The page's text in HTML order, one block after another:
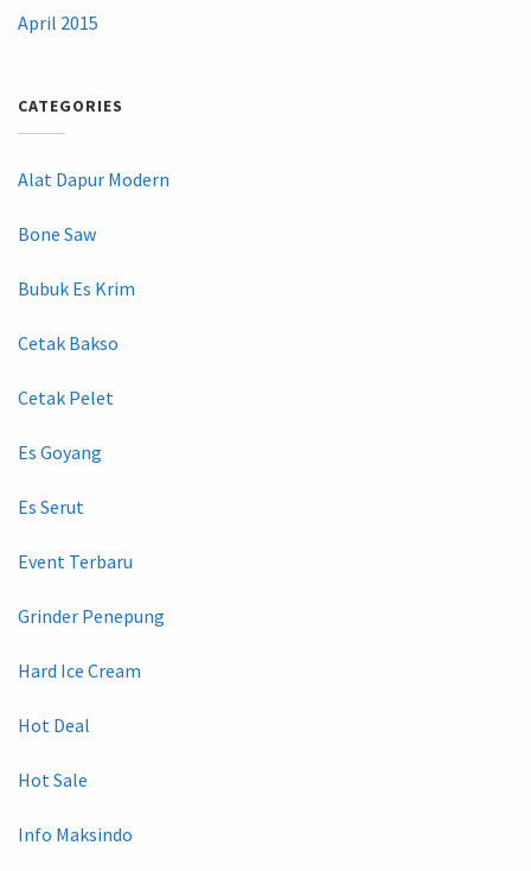
April 2015
CATEGORIES
Alat Dapur Modern
Bone Saw
Bubuk Es Krim
Cetak Bakso
Cetak Pelet
Es Goyang
Es Serut
Event Terbaru
Grinder Penepung
Hard Ice Cream
Hot Deal
Hot Sale
Info Maksindo